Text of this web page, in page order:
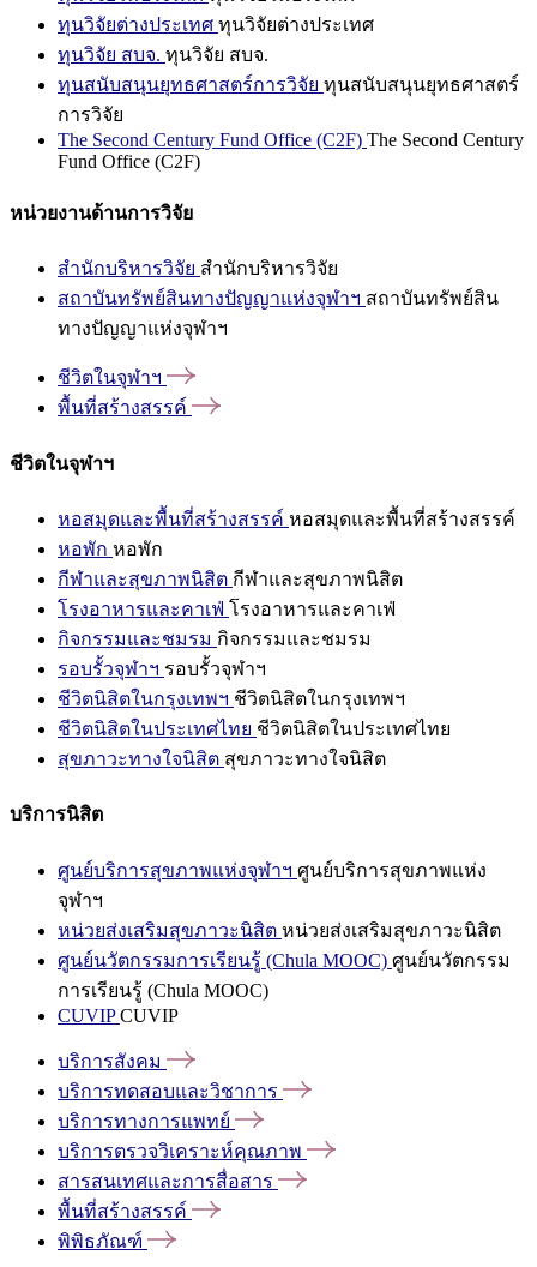
ทุนวิจัยต่างประเทศ ทุนวิจัยต่างประเทศ
ทุนวิจัย สบจ. ทุนวิจัย สบจ.
ทุนสนับสนุนยุทธศาสตร์การวิจัย ทุนสนับสนุนยุทธศาสตร์
การวิจัย
The Second Century Fund Office (C2F) The Second Century
Fund Office (C2F)
หน่วยงานด้านการวิจัย
สำนักบริหารวิจัย สำนักบริหารวิจัย
สถาบันทรัพย์สินทางปัญญาแห่งจุฬาฯ สถาบันทรัพย์สิน
ทางปัญญาแห่งจุฬาฯ
ชีวิตในจุฬาฯ
พื้นที่สร้างสรรค์
ชีวิตในจุฬาฯ
หอสมุดและพื้นที่สร้างสรรค์ หอสมุดและพื้นที่สร้างสรรค์
หอพัก หอพัก
กีฬาและสุขภาพนิสิต กีฬาและสุขภาพนิสิต
โรงอาหารและคาเฟ่ โรงอาหารและคาเฟ่
กิจกรรมและชมรม กิจกรรมและชมรม
รอบรั้วจุฬาฯ รอบรั้วจุฬาฯ
ชีวิตนิสิตในกรุงเทพฯ ชีวิตนิสิตในกรุงเทพฯ
ชีวิตนิสิตในประเทศไทย ชีวิตนิสิตในประเทศไทย
สุขภาวะทางใจนิสิต สุขภาวะทางใจนิสิต
บริการนิสิต
ศูนย์บริการสุขภาพแห่งจุฬาฯ ศูนย์บริการสุขภาพแห่ง
จุฬาฯ
หน่วยส่งเสริมสุขภาวะนิสิต หน่วยส่งเสริมสุขภาวะนิสิต
ศูนย์นวัตกรรมการเรียนรู้ (Chula MOOC) ศูนย์นวัตกรรม
การเรียนรู้ (Chula MOOC)
CUVIPCUVIP
บริการสังคม
บริการทดสอบและวิชาการ
บริการทางการแพทย์
บริการตรวจวิเคราะห์คุณภาพ
สารสนเทศและการสื่อสาร
พื้นที่สร้างสรรค์
พิพิธภัณฑ์